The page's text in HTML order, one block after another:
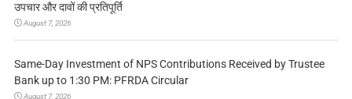
उपचार और दावों की प्रतिपूर्ति
August 7, 2026
Same-Day Investment of NPS Contributions Received by Trustee
Bank up to 1:30 PM: PFRDA Circular
August 7, 2026